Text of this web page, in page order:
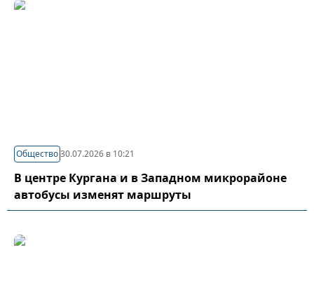
Общество30.07.2026 в 10:21
В центре Кургана и в Западном микрорайоне
автобусы изменят маршруты